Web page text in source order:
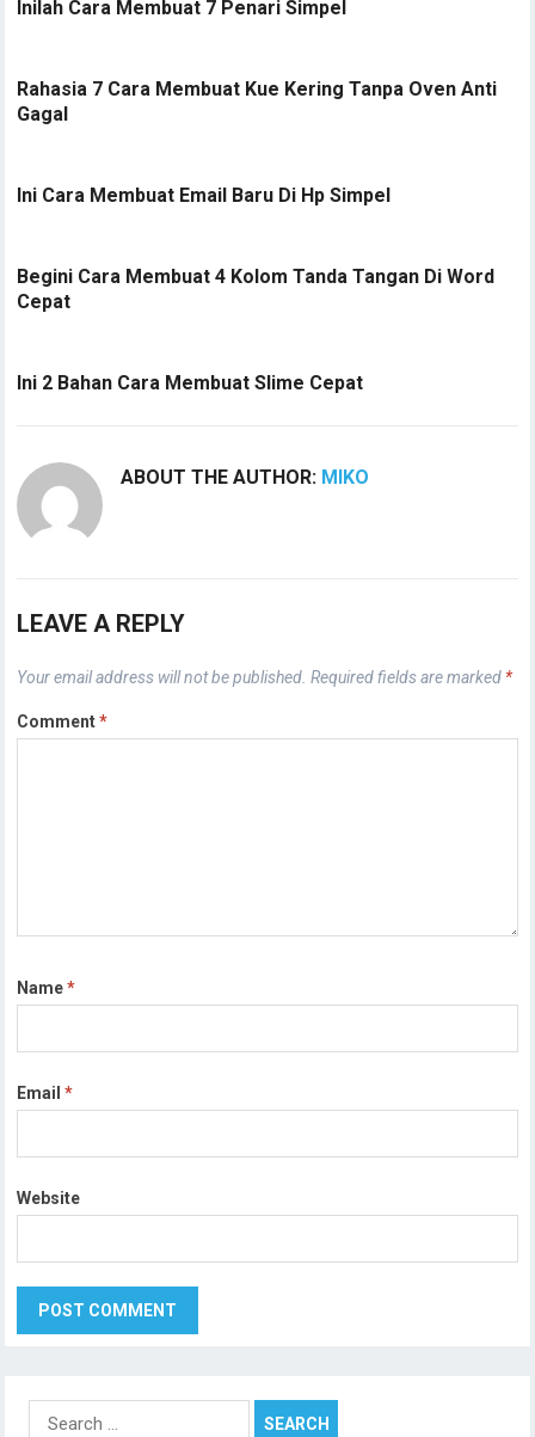
Inilah Cara Membuat 7 Penari Simpel
Rahasia 7 Cara Membuat Kue Kering Tanpa Oven Anti
Gagal
Ini Cara Membuat Email Baru Di Hp Simpel
Begini Cara Membuat 4 Kolom Tanda Tangan Di Word
Cepat
Ini 2 Bahan Cara Membuat Slime Cepat
ABOUT THE AUTHOR: MIKO
LEAVE A REPLY
Your email address will not be published. Required fields are marked *
Comment*
Name*
Email*
Website